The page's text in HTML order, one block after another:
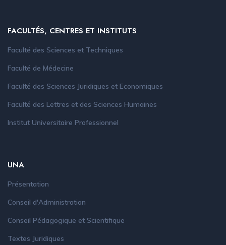
FACULTÉS, CENTRES ET INSTITUTS
Faculté des Sciences et Techniques
Faculté de Médecine
Faculté des Sciences Juridiques et Economiques
Faculté des Lettres et des Sciences Humaines
Institut Universitaire Professionnel
UNA
Présentation
Conseil d'Administration
Conseil Pédagogique et Scientifique
Textes Juridiques